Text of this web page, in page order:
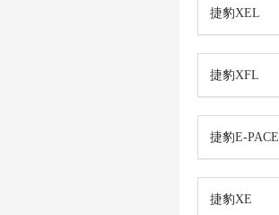
捷豹XEL
捷豹XFL
捷豹E-PACE
捷豹XE